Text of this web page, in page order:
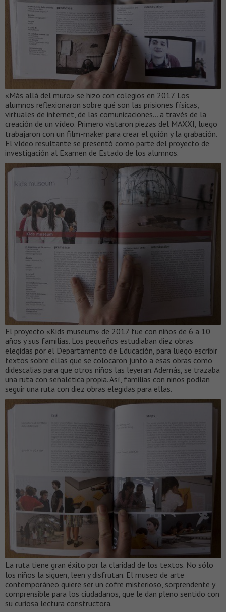
«Más allá del muro» se hizo con colegios en 2017. Los
alumnos reflexionaron sobre qué son las prisiones físicas,
virtuales de internet, de las comunicaciones… a través de la
creación de un vídeo. Primero vistaron piezas del MAXXI, luego
trabajaron con un film-maker para crear el guión y la grabación.
El vídeo resultante se presentó como parte del proyecto de
investigación al Examen de Estado de los alumnos.
El proyecto «Kids museum» de 2017 fue con niños de 6 a 10
años y sus familias. Los pequeños estudiaban diez obras
elegidas por el Departamento de Educación, para luego escribir
textos sobre ellas que se colocaron junto a esas obras como
didescalias para que otros niños las leyeran. Además, se trazaba
una ruta con señalética propia. Así, familias con niños podían
seguir una ruta con diez obras elegidas para ellas.
La ruta tiene gran éxito por la claridad de los textos. No sólo
los niños la siguen, leen y disfrutan. El museo de arte
contemporáneo quiere ser un cofre misterioso, sorprendente y
comprensible para los ciudadanos, que le dan pleno sentido con
su curiosa lectura constructora.